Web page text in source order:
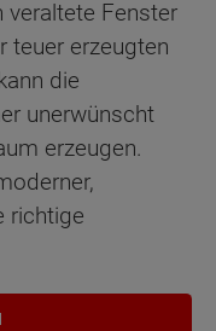
veraltete Fenster
teuer erzeugten
die
unerwünscht
erzeugen.
richtige